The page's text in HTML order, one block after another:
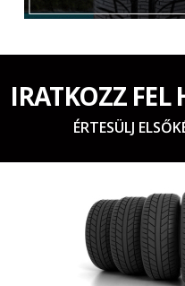
IRATKOZZ FEL
ÉRTESÜLJ